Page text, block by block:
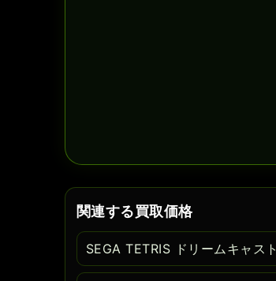
関連する買取価格
SEGA TETRIS ドリームキャスト